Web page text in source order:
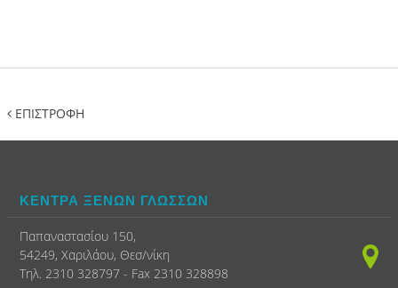
ΕΠΙΣΤΡΟΦΗ
ΚΕΝΤΡΑ ΞΕΝΩΝ ΓΛΩΣΣΩΝ
Παπαναστασίου 150,
54249, Χαριλάου, Θεσ/νίκη
Τηλ. 2310 328797 - Fax 2310 328898